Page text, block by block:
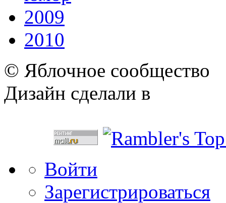
2009
2010
© Яблочное сообщество
Дизайн сделали в
Войти
Зарегистрироваться